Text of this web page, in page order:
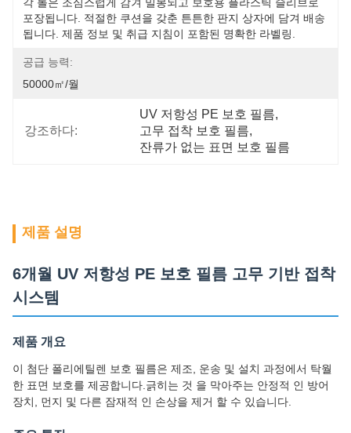
포장됩니다. 적절한 쿠션을 갖춘 튼튼한 판지 상자에 담겨 배송
됩니다. 제품 정보 및 취급 지침이 포함된 명확한 라벨링.
공급 능력:
50000㎡/월
강조하다:
UV 저항성 PE 보호 필름,
고무 접착 보호 필름,
잔류가 없는 표면 보호 필름
제품 설명
6개월 UV 저항성 PE 보호 필름 고무 기반 접착
시스템
제품 개요
이 첨단 폴리에틸렌 보호 필름은 제조, 운송 및 설치 과정에서 탁월
한 표면 보호를 제공합니다.긁히는 것 을 막아주는 안정적 인 방어
장치, 먼지 및 다른 잠재적 인 손상을 제거 할 수 있습니다.